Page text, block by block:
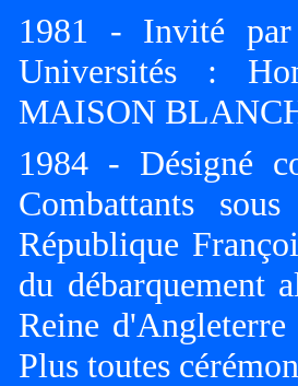
1981 - Invité par
Universités :
MAISON
1984 - Désigné
Combattants
République
du débarquement
Reine
Plus toutes